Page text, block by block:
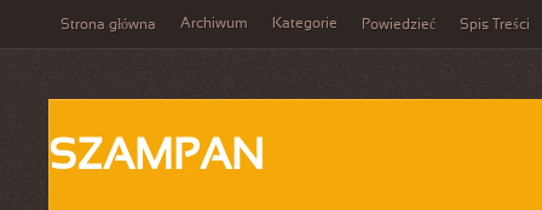
Strona główna Archiwum Kategorie Powiedzieć Spis Treści
SZAMPAN